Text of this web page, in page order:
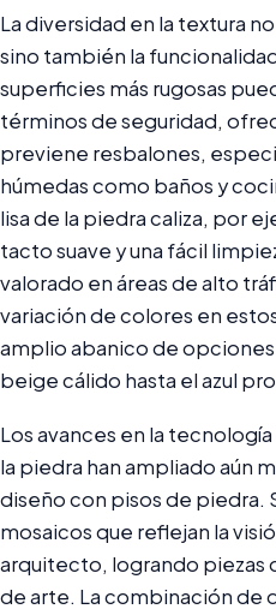
La diversidad en la textura
sino también la
superficies más rugosas
términos de seguridad,
previene resbalones,
húmedas como baños y
lisa de la piedra caliza, por
tacto suave y una fácil
valorado en áreas de alto
variación de colores en
amplio abanico de
beige cálido hasta el azul
Los avances en la
la piedra han ampliado aún
diseño con pisos de piedra.
mosaicos que reflejan la
arquitecto, logrando piezas
de arte. La combinación